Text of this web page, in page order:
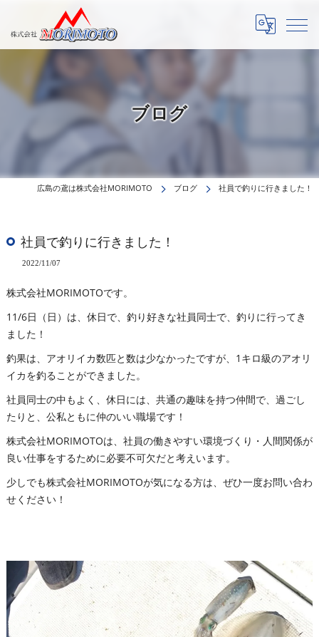
ブログ
広島の鳶は株式会社MORIMOTO ブログ 社員で釣りに行きました！
社員で釣りに行きました！
2022/11/07
株式会社MORIMOTOです。
11/6日（日）は、休日で、釣り好きな社員同士で、釣りに行ってき
ました！
釣果は、アオリイカ数匹と数は少なかったですが、1キロ級のアオリ
イカを釣ることができました。
社員同士の中もよく、休日には、共通の趣味を持つ仲間で、過ごし
たりと、公私ともに仲のいい職場です！
株式会社MORIMOTOは、社員の働きやすい環境づくり・人間関係が
良い仕事をするために必要不可欠だと考えいます。
少しでも株式会社MORIMOTOが気になる方は、ぜひ一度お問い合わ
せください！